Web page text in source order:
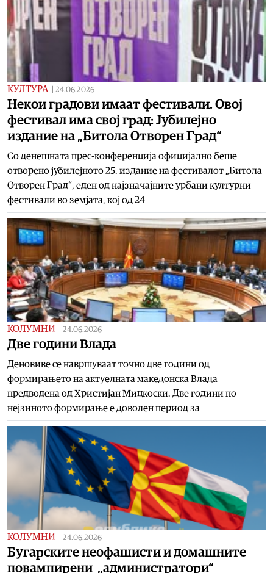
КУЛТУРА 24.06.2026
Некои градови имаат фестивали. Овој
фестивал има свој град: Јубилејно
издание на „Битола Отворен Град“
Со денешната прес-конференција официјално беше
отворено јубилејното 25. издание на фестивалот „Битола
Отворен Град“, еден од најзначајните урбани културни
фестивали во земјата, кој од 24
КОЛУМНИ 24.06.2026
Две години Влада
Деновиве се навршуваат точно две години од
формирањето на актуелната македонска Влада
предводена од Христијан Мицкоски. Две години по
нејзиното формирање е доволен период за
КОЛУМНИ 24.06.2026
Бугарските неофашисти и домашните
повампирени „администратори“